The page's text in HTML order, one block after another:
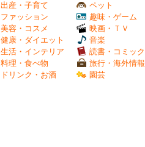
出産・子育て
ファッション
美容・コスメ
健康・ダイエット
生活・インテリア
料理・食べ物
ドリンク・お酒
ペット
趣味・ゲーム
映画・ＴＶ
音楽
読書・コミック
旅行・海外情報
園芸